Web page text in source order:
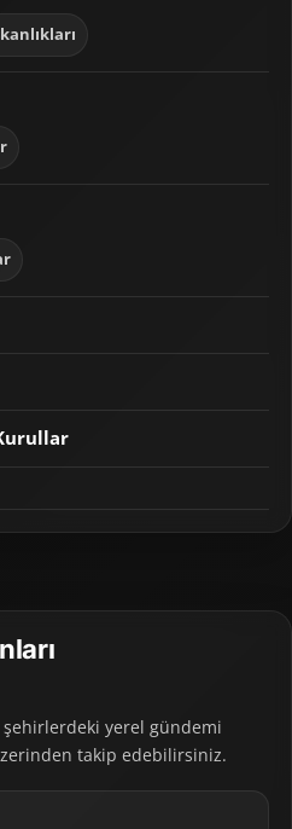
şehirlerdeki yerel gündemi
takip edebilirsiniz.